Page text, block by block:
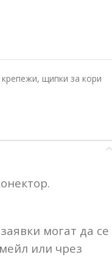
щипки за кори
могат да се
или чрез